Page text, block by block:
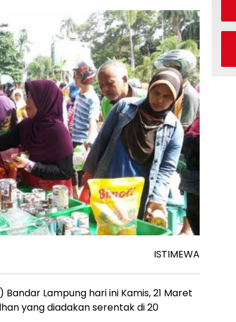
ISTIMEWA
Lampung hari ini Kamis, 21 Maret
yang diadakan serentak di 20